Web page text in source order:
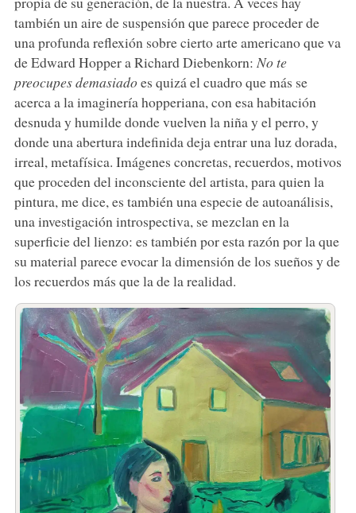
también un aire de suspensión que parece proceder de
una profunda reflexión sobre cierto arte americano que va
de Edward Hopper a Richard Diebenkorn: No te
preocupes demasiadoes quizá el cuadro que más se
acerca a la imaginería hopperiana, con esa habitación
desnuda y humilde donde vuelven la niña y el perro, y
donde una abertura indefinida deja entrar una luz dorada,
irreal, metafísica. Imágenes concretas, recuerdos, motivos
que proceden del inconsciente del artista, para quien la
pintura, me dice, es también una especie de autoanálisis,
una investigación introspectiva, se mezclan en la
superficie del lienzo: es también por esta razón por la que
su material parece evocar la dimensión de los sueños y de
los recuerdos más que la de la realidad.